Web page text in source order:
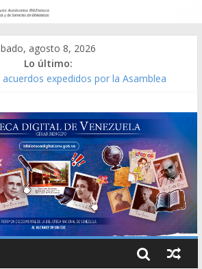
agosto 8, 2026
Lo último:
expedidos por la Asamblea
[material gráfico]
de Venezuela año CXXXIII Mes V,
de 2006 N° 38.394
obras de Modesta Bor